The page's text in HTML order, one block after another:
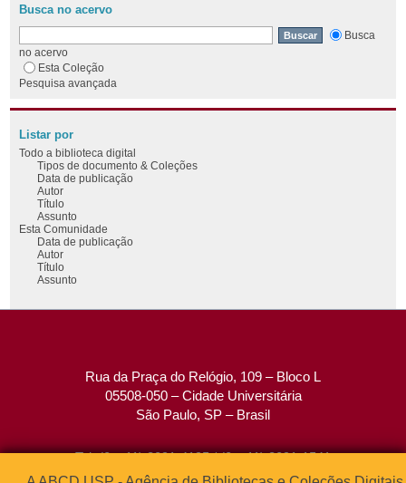
Busca no acervo
Busca
no acervo
Esta Coleção
Pesquisa avançada
Listar por
Todo a biblioteca digital
Tipos de documento & Coleções
Data de publicação
Autor
Título
Assunto
Esta Comunidade
Data de publicação
Autor
Título
Assunto
Rua da Praça do Relógio, 109 – Bloco L
05508-050 – Cidade Universitária
São Paulo, SP – Brasil
Tel: (0xx11) 3091-4195 / (0xx11) 3091-1541
Fax: (0xx11) 3091-1567